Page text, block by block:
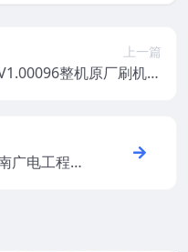
上一篇
整机原厂刷机固
广电工程